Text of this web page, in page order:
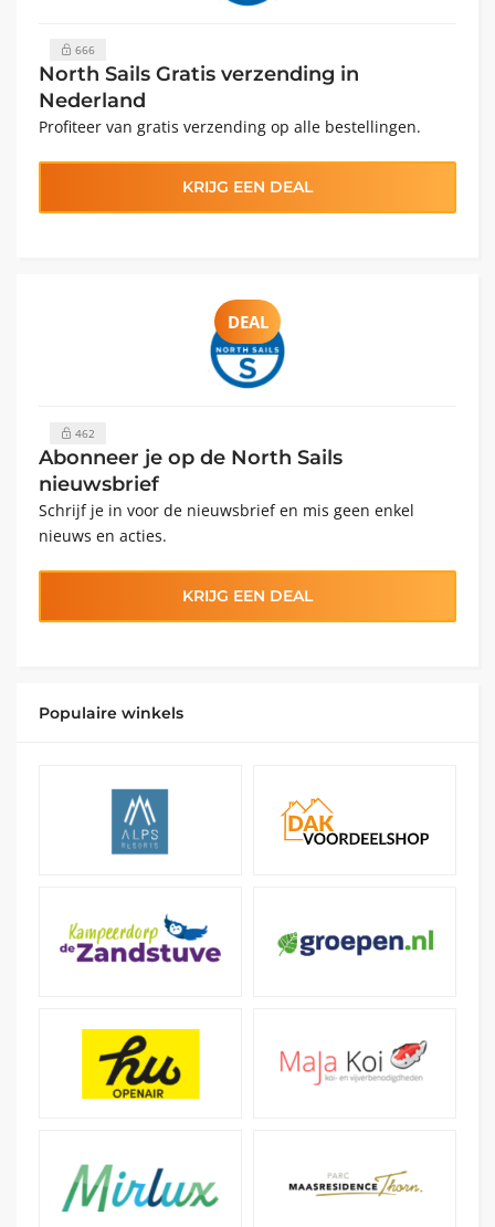
666
North Sails Gratis verzending in
Nederland
Profiteer van gratis verzending op alle bestellingen.
KRIJG EEN DEAL
DEAL
462
Abonneer je op de North Sails
nieuwsbrief
Schrijf je in voor de nieuwsbrief en mis geen enkel
nieuws en acties.
KRIJG EEN DEAL
Populaire winkels